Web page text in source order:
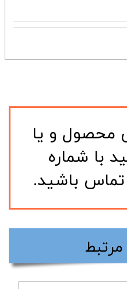
محصول و یا
با شماره